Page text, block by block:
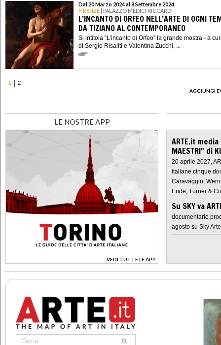
Dal 20 Marzo 2024 al 8 Settembre 2024
FIRENZE | PALAZZO MEDICI RICCARDI
L’INCANTO DI ORFEO NELL’ARTE DI OGNI
DA TIZIANO AL CONTEMPORANEO
Si intitola “L’incanto di Orfeo” la grande mostra - a
di Sergio Risaliti e Valentina Zucchi, ...
1
2
AGGIUNGI
LE NOSTRE APP
VEDI TUTTE LE APP
>
ARTE.it
MAESTRI" di
20 aprile 2027,
italiane cinque
Caravaggio,
Ende, Turner &
Su SKY va
documentario
agosto su Sky Arte